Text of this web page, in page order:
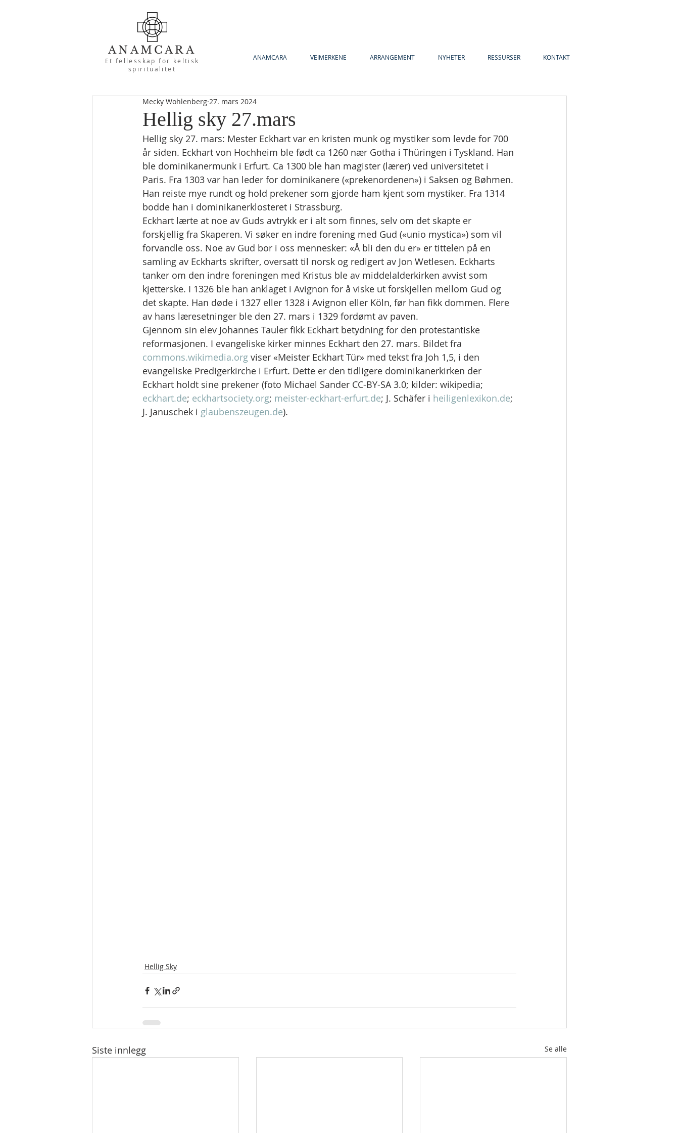
ANAMCARA
Et fellesskap for keltisk
spiritualitet
ANAMCARA VEIMERKENE ARRANGEMENT NYHETER RESSURSER KONTAKT
Hellig sky 27.mars
Mecky Wohlenberg 27. mars 2024
Hellig sky 27. mars: Mester Eckhart var en kristen munk og mystiker som levde for 700
år siden. Eckhart von Hochheim ble født ca 1260 nær Gotha i Thüringen i Tyskland. Han
ble dominikanermunk i Erfurt. Ca 1300 ble han magister (lærer) ved universitetet i
Paris. Fra 1303 var han leder for dominikanere («prekenordenen») i Saksen og Bøhmen.
Han reiste mye rundt og hold prekener som gjorde ham kjent som mystiker. Fra 1314
bodde han i dominikanerklosteret i Strassburg.
Eckhart lærte at noe av Guds avtrykk er i alt som finnes, selv om det skapte er
forskjellig fra Skaperen. Vi søker en indre forening med Gud («unio mystica») som vil
forvandle oss. Noe av Gud bor i oss mennesker: «Å bli den du er» er tittelen på en
samling av Eckharts skrifter, oversatt til norsk og redigert av Jon Wetlesen. Eckharts
tanker om den indre foreningen med Kristus ble av middelalderkirken avvist som
kjetterske. I 1326 ble han anklaget i Avignon for å viske ut forskjellen mellom Gud og
det skapte. Han døde i 1327 eller 1328 i Avignon eller Köln, før han fikk dommen. Flere
av hans læresetninger ble den 27. mars i 1329 fordømt av paven.
Gjennom sin elev Johannes Tauler fikk Eckhart betydning for den protestantiske
reformasjonen. I evangeliske kirker minnes Eckhart den 27. mars. Bildet fra
commons.wikimedia.org viser «Meister Eckhart Tür» med tekst fra Joh 1,5, i den
evangeliske Predigerkirche i Erfurt. Dette er den tidligere dominikanerkirken der
Eckhart holdt sine prekener (foto Michael Sander CC-BY-SA 3.0; kilder: wikipedia;
eckhart.de; eckhartsociety.org; meister-eckhart-erfurt.de; J. Schäfer i heiligenlexikon.de;
J. Januschek i glaubenszeugen.de).
Hellig Sky
Siste innlegg Se alle